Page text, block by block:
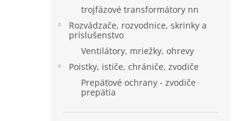
trojfázové transformátory nn
Rozvádzače, rozvodnice, skrinky a
príslušenstvo
Ventilátory, mriežky, ohrevy
Poistky, ističe, chrániče, zvodiče
Prepäťové ochrany - zvodiče
prepätia